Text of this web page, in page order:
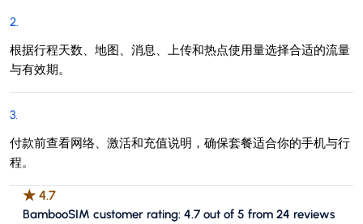
2.
根据行程天数、地图、消息、上传和热点使用量选择合适的流量
与有效期。
3.
付款前查看网络、激活和充值说明，确保套餐适合你的手机与行
程。
★ 4.7
BambooSIM customer rating: 4.7 out of 5 from 24 reviews